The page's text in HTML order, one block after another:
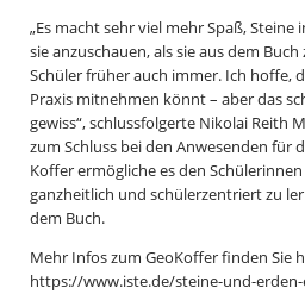
„Es macht sehr viel mehr Spaß,
sie anzuschauen, als sie aus dem
Schüler früher auch immer. Ich hoffe,
Praxis mitnehmen könnt – aber das
gewiss“, schlussfolgerte Nikolai Reith
zum Schluss bei den Anwesenden für
Koffer ermögliche es den
ganzheitlich und schülerzentriert zu
dem Buch.
Mehr Infos zum GeoKoffer finden Sie
https://www.iste.de/steine-und-